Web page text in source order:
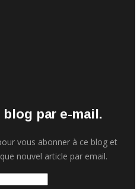
par e-mail.
vous abonner à ce blog et
nouvel article par email.